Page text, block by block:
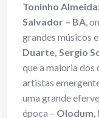
Toninho
Salvador – BA,
grandes músicos
Duarte, Sergio
que a maioria
artistas
uma grande
época – Olodum,